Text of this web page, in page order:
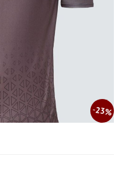
23%